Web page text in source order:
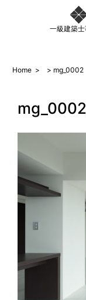
一級建築
Home > > mg_0002
mg_0002